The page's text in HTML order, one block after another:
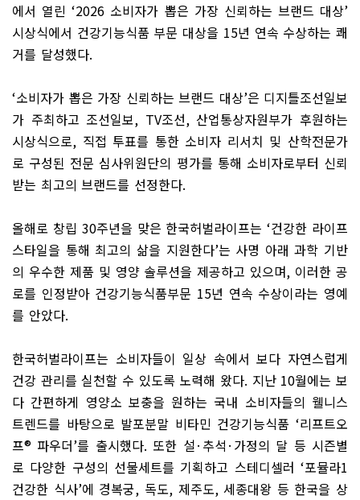
에서 열린‘2026 소비자가 뽑은 가장 신뢰하는 브랜드 대상’
시상식에서 건강기능식품 부문 대상을 15년 연속 수상하는 쾌
거를 달성했다.
‘소비자가 뽑은 가장 신뢰하는 브랜드 대상’은 디지틀조선일보
가 주최하고 조선일보, TV조선, 산업통상자원부가 후원하는
시상식으로, 직접 투표를 통한 소비자 리서치 및 산학전문가
로 구성된 전문 심사위원단의 평가를 통해 소비자로부터 신뢰
받는 최고의 브랜드를 선정한다.
올해로 창립 30주년을 맞은 한국허벌라이프는‘건강한 라이프
스타일을 통해 최고의 삶을 지원한다’는 사명 아래 과학 기반
의 우수한 제품 및 영양 솔루션을 제공하고 있으며, 이러한 공
로를 인정받아 건강기능식품부문 15년 연속 수상이라는 영예
를 안았다.
한국허벌라이프는 소비자들이 일상 속에서 보다 자연스럽게
건강 관리를 실천할 수 있도록 노력해 왔다. 지난 10월에는 보
다 간편하게 영양소 보충을 원하는 국내 소비자들의 웰니스
트렌드를 바탕으로 발포분말 비타민 건강기능식품 ‘리프트오
프® 파우더’를 출시했다. 또한 설· 추석 · 가정의 달 등 시즌별
로 다양한 구성의 선물세트를 기획하고 스테디셀러 ‘포뮬라1
건강한 식사’에 경복궁, 독도, 제주도,세종대왕 등 한국을 상